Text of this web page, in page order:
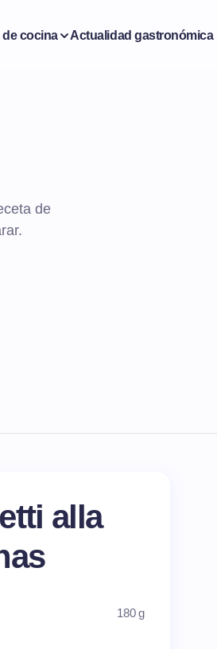
de cocina Actualidad gastronómica
de
alla
180 g